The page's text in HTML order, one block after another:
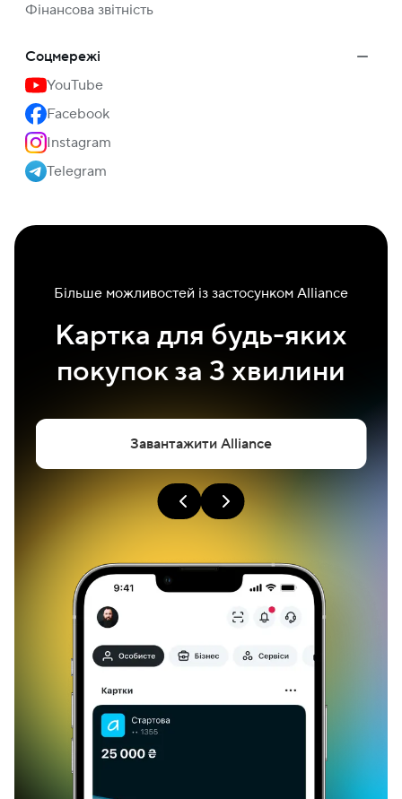
Фінансова звітність
Соцмережі
YouTube
Facebook
Instagram
Telegram
Більше можливостей із застосунком Alliance
Картка для будь-яких
покупок за 3 хвилини
Завантажити Alliance